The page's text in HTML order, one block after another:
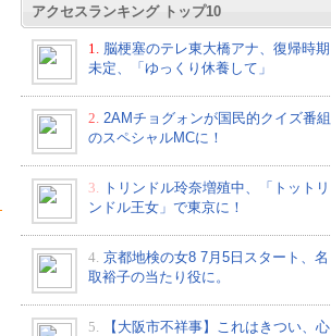
アクセスランキング トップ10
1.
脳梗塞のテレ東大橋アナ、復帰時期
未定、「ゆっくり休養して」
2. 2AMチョグォンが国民的クイズ番組
のスペシャルMCに！
3.
トリンドル玲奈増殖中、「トットリ
ンドル王女」で東京に！
4. 京都地検の女8 7月5日スタート、名
取裕子の当たり役に。
5.
【大阪市不祥事】これはきつい、心